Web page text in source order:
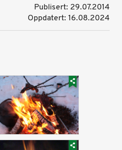
Publisert: 29.07.2014
Oppdatert: 16.08.2024